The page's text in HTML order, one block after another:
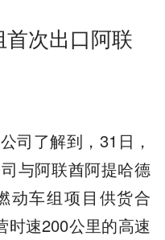
次出口阿联
司了解到，31日，
与阿联酋阿提哈德
动车组项目供货合
时速200公里的高速